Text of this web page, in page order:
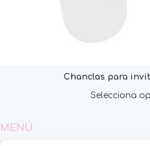
Chanclas para
Selecciona
MENÚ